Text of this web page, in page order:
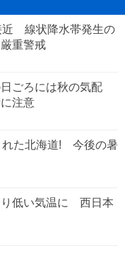
近 線状降水帯発生の
重警戒
ごろには秋の気配
注意
れた北海道! 今後の暑
り低い気温に 西日本